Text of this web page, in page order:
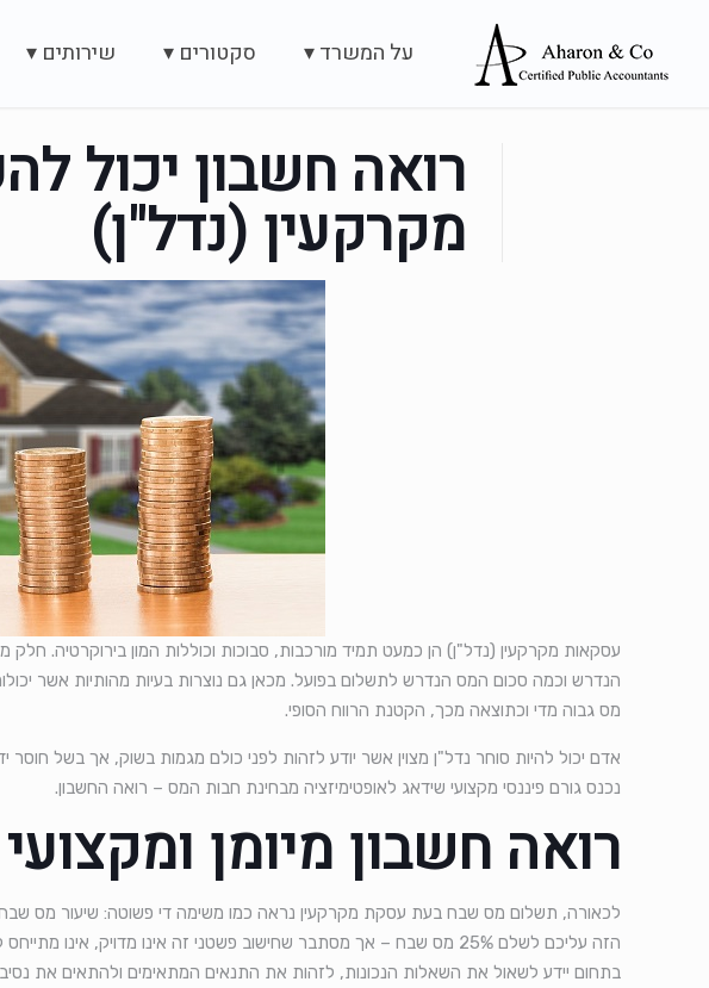
על המשרד ▾ סקטורים ▾ שירותים ▾
רואה חשבון יכול
מקרקעין (נדל"ן)
עסקאות מקרקעין (נדל"ן) הן כמעט תמיד מורכבות, סבוכות וכוללות המון בירוקרטיה. חלק
הנדרש וכמה סכום המס הנדרש לתשלום בפועל. מכאן גם נוצרות בעיות מהותיות אשר
מס גבוה מדי וכתוצאה מכך, הקטנת הרווח הסופי.
אדם יכול להיות סוחר נדל"ן מצוין אשר יודע לזהות לפני כולם מגמות בשוק, אך בשל
נכנס גורם פיננסי מקצועי שידאג לאופטימיזציה מבחינת חבות המס – רואה החשבון.
רואה חשבון מיומן
הזה עליכם לשלם 25% מס שבח – אך מסתבר שחישוב פשטני זה אינו
בתחום יידע לשאול את השאלות הנכונות, לזהות את התנאים המתאימים ולהתאים את